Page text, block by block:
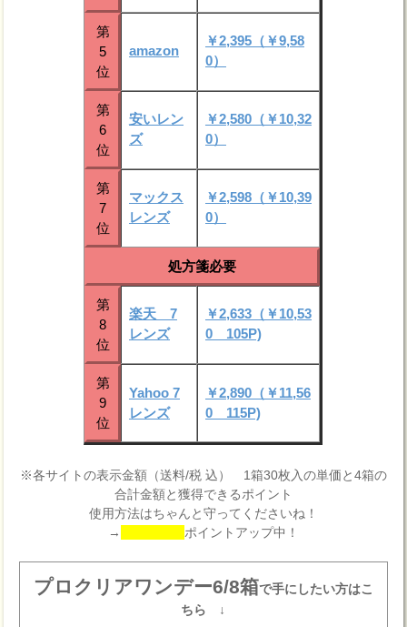
第
5
位
amazon
￥2,395（￥9,58
0）
第
6
位
安いレン
ズ
￥2,580（￥10,32
0）
第
7
位
マックス
レンズ
￥2,598（￥10,39
0）
処方箋必要
第
8
位
楽天 7
レンズ
￥2,633（￥10,53
0 105P)
第
9
位
Yahoo 7
レンズ
￥2,890（￥11,56
0 115P)
※各サイトの表示金額（送料/税 込） 1箱30枚入の単価と4箱の
合計金額と獲得できるポイント
使用方法はちゃんと守ってくださいね！
→
ポイントアップ中！
プロクリアワンデー6/8箱で手にしたい方はこ
ちら ↓